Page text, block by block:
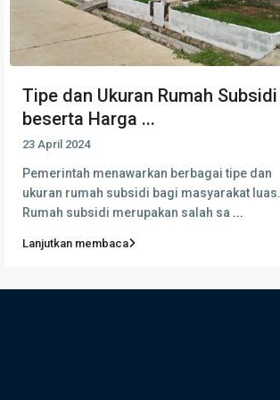
Tipe dan Ukuran Rumah Subsidi
beserta Harga ...
23 April 2024
Pemerintah menawarkan berbagai tipe dan
ukuran rumah subsidi bagi masyarakat luas.
Rumah subsidi merupakan salah sa ...
Lanjutkan membaca